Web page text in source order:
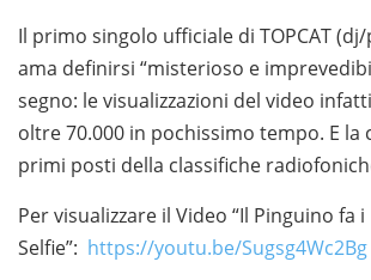
Il primo singolo ufficiale di TOPCAT
ama definirsi “misterioso e
segno: le visualizzazioni del video
oltre 70.000 in pochissimo tempo. E la
primi posti della classifiche
Per visualizzare il Video “Il Pinguino fa i
Selfie”: https://youtu.be/Sugsg4Wc2Bg